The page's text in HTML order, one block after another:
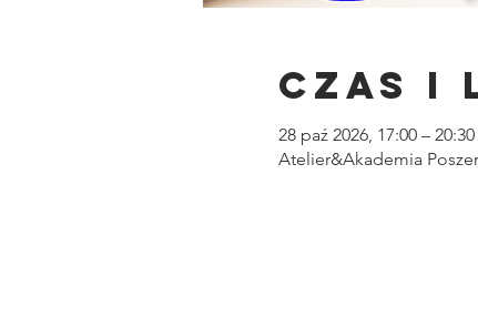
Czas
28 paź 2026, 17:00 – 20:30
Atelier&Akademia